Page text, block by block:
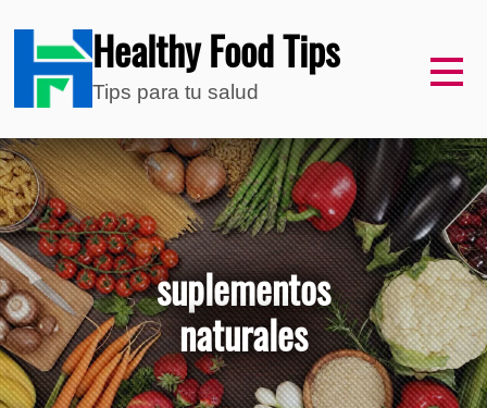
Healthy Food Tips
Tips para tu salud
suplementos
naturales